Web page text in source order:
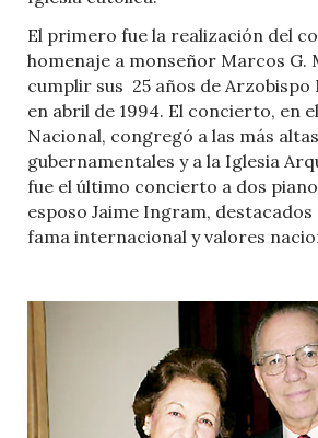
El primero fue la realización del
homenaje a monseñor Marcos G.
cumplir sus 25 años de
en abril de 1994. El concierto, en
Nacional, congregó a las más
gubernamentales y a la Iglesia
fue el último concierto a dos
esposo Jaime Ingram,
fama internacional y valores